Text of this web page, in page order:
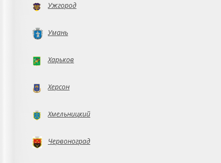
Ужгород
Умань
Харьков
Херсон
Хмельницкий
Червоноград